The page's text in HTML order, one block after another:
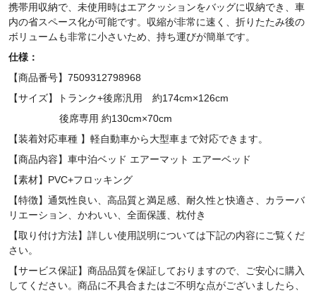
携帯用収納で、未使用時はエアクッションをバッグに収納でき、車
内の省スペース化が可能です。収縮が非常に速く、折りたたみ後の
ボリュームも非常に小さいため、持ち運びが簡単です。
仕様：
【商品番号】7509312798968
【サイズ】トランク+後席汎用 約174cm×126cm
後席専用 約130cm×70cm
【装着対応車種 】軽自動車から大型車まで対応できます。
【商品内容】車中泊ベッド エアーマット エアーベッド
【素材】PVC+フロッキング
【特徴】通気性良い、高品質と満足感、耐久性と快適さ、カラーバ
リエーション、かわいい、全面保護、枕付き
【取り付け方法】詳しい使用説明については下記の内容にご覧くだ
さい。
【サービス保証】商品品質を保証しておりますので、ご安心に購入
してください。商品に不具合またはご不明な点がございましたら、